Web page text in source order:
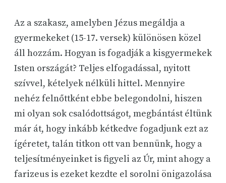
Az a szakasz, amelyben Jézus megáldja a
gyermekeket (15-17. versek) különösen közel
áll hozzám. Hogyan is fogadják a kisgyermekek
Isten országát? Teljes elfogadással, nyitott
szívvel, kételyek nélküli hittel. Mennyire
nehéz felnőttként ebbe belegondolni, hiszen
mi olyan sok csalódottságot, megbántást éltünk
már át, hogy inkább kétkedve fogadjunk ezt az
ígéretet, talán titkon ott van bennünk, hogy a
teljesítményeinket is figyeli az Úr, mint ahogy a
farizeus is ezeket kezdte el sorolni önigazolása